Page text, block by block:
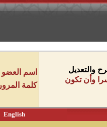
والتعديل
وأن تكون
اسم العضو
كلمة المرور
English